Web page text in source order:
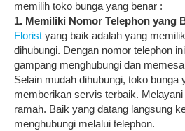
memilih toko bunga yang benar :
1. Memiliki Nomor Telephon yang
Florist yang baik adalah yang
dihubungi. Dengan nomor telephon
gampang menghubungi dan
Selain mudah dihubungi, toko bunga
memberikan servis terbaik.
ramah. Baik yang datang langsung
menghubungi melalui telephon.